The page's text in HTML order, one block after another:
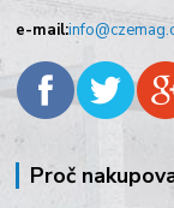
e-mail:
Proč